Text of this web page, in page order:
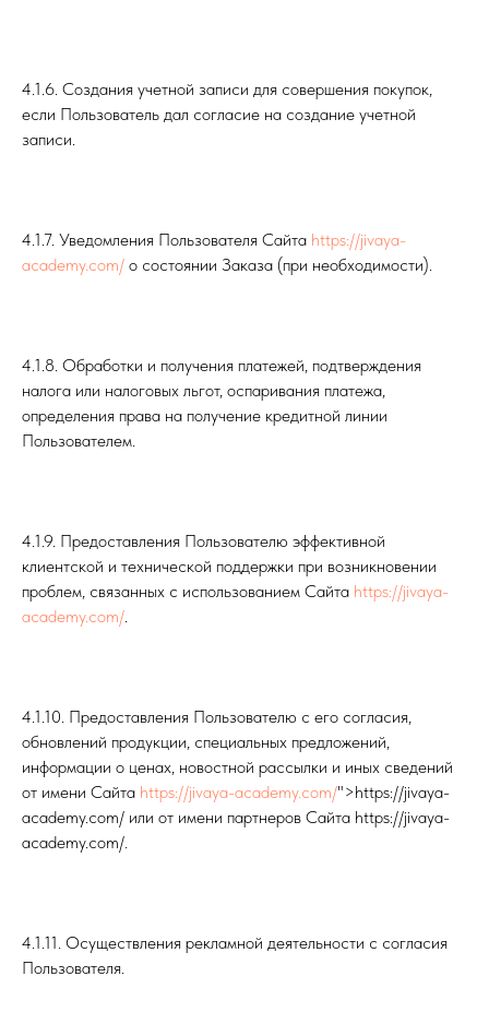
4.1.6. Создания учетной записи для совершения покупок,
если Пользователь дал согласие на создание учетной
записи.
4.1.7. Уведомления Пользователя Сайта https://jivaya-
academy.com/ о состоянии Заказа (при необходимости).
4.1.8. Обработки и получения платежей, подтверждения
налога или налоговых льгот, оспаривания платежа,
определения права на получение кредитной линии
Пользователем.
4.1.9. Предоставления Пользователю эффективной
клиентской и технической поддержки при возникновении
проблем, связанных с использованием Сайта https://jivaya-
academy.com/.
4.1.10. Предоставления Пользователю с его согласия,
обновлений продукции, специальных предложений,
информации о ценах, новостной рассылки и иных сведений
от имени Сайта https://jivaya-academy.com/">https://jivaya-
academy.com/ или от имени партнеров Сайта https://jivaya-
academy.com/.
4.1.11. Осуществления рекламной деятельности с согласия
Пользователя.